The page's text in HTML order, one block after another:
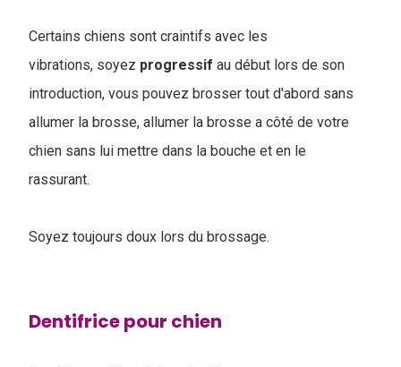
Certains chiens sont craintifs avec les
vibrations, soyez progressif au début lors de son
introduction, vous pouvez brosser tout d'abord sans
allumer la brosse, allumer la brosse a côté de votre
chien sans lui mettre dans la bouche et en le
rassurant.
Soyez toujours doux lors du brossage.
Dentifrice pour chien